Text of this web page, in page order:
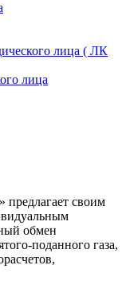
лица ( ЛК
лица
своим
обмен
поданного газа,